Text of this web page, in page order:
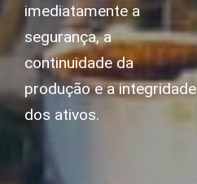
imediatamente a
segurança, a
continuidade da
produção e a integridade
dos ativos.